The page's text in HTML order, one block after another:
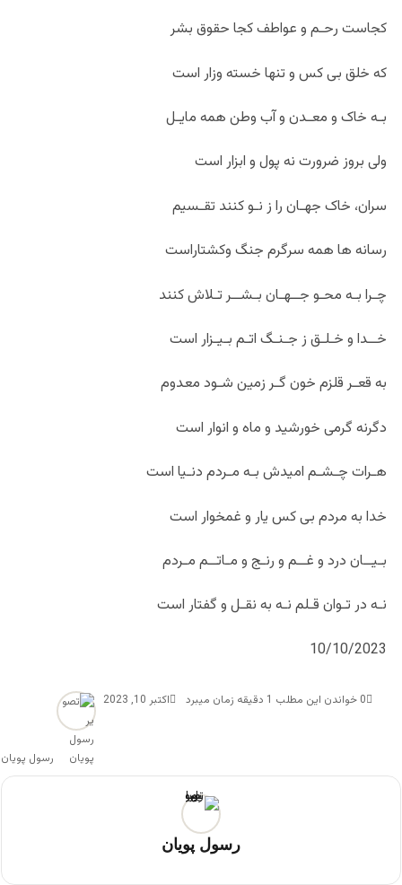
کجاست رحـم و عواطف کجا حقوق بشر
که خلق بی کس و تنها خسته وزار است
بـه خاک و معـدن و آب وطن همه مایـل
ولی بروز ضرورت نه پول و ابزار است
سران، خاک جهـان را ز نـو کنند تقـسیم
رسانه ها همه سرگرم جنگ وکشتاراست
چـرا بـه محـو جــهـان بـشــر تـلاش کنند
خــدا و خـلـق ز جـنـگ اتـم بـیـزار است
به قعـر قلزم خون گـر زمین شـود معدوم
دگرنه گرمی خورشید و ماه و انوار است
هـرات چـشـم امیدش بـه مـردم دنـیا است
خدا به مردم بی کس یار و غمخوار است
بـیــان درد و غــم و رنـج و مـاتــم مـردم
نـه در تـوان قـلم نـه به نقـل و گفتار است
10/10/2023
رسول پویان
اکتبر 10, 2023 0 خواندن این مطلب 1 دقیقه زمان میبرد
رسول پویان